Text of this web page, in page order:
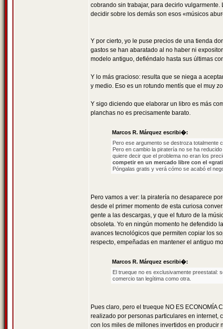
cobrando sin trabajar, para decirlo
decidir sobre los demás son esos «músicos
Y por cierto, yo le puse precios de una tienda
gastos se han abaratado al no haber ni
modelo antiguo, defiéndalo hasta sus últimas
Y lo más gracioso: resulta que se niega a
y medio. Eso es un rotundo mentís que el muy
Y sigo diciendo que elaborar un libro es más
planchas no es precisamente barato.
Marcos R. Márquez escribi�:
Pero ese argumento se destroza totalmente
Pero en cambio la piratería no se ha
quiere decir que el problema no eran los
competir en un mercado libre con el
Póngalas gratis y verá cómo se acabó el
Pero vamos a ver: la piratería no desaparece
desde el primer momento de esta curiosa
gente a las descargas, y que el futuro de la
obsoleta. Yo en ningún momento he defendido
avances tecnológicos que permiten copiar los
respecto, empeñadas en mantener el antiguo
Marcos R. Márquez escribi�:
El trueque no es exclusivamente preestatal:
comercio tan legítima como otra.
Pues claro, pero el trueque NO ES ECONOMÍA
realizado por personas particulares en internet,
con los miles de millones invertidos en producir